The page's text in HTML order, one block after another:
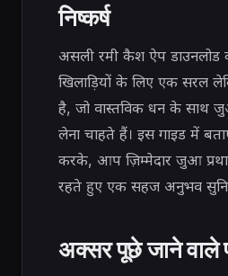
निष्कर्ष
असली रमी कैश ऐप डाउनलोड
खिलाड़ियों के लिए एक सरल
है, जो वास्तविक धन के
लेना चाहते हैं। इस गाइड में
करके, आप ज़िम्मेदार जुआ
रहते हुए एक सहज अनुभव
अक्सर पूछे जाने वाले